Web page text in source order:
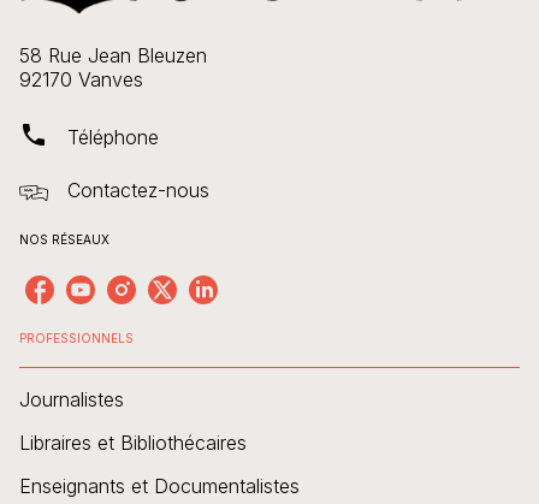
58 Rue Jean Bleuzen
92170 Vanves
phone Téléphone
Contactez-nous
NOS RÉSEAUX
PROFESSIONNELS
Journalistes
Libraires et Bibliothécaires
Enseignants et Documentalistes